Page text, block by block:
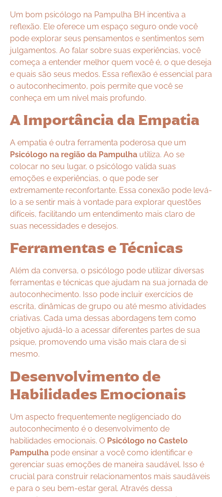
Um bom psicólogo na Pampulha BH incentiva a
reflexão. Ele oferece um espaço seguro onde você
pode explorar seus pensamentos e sentimentos sem
julgamentos. Ao falar sobre suas experiências, você
começa a entender melhor quem você é, o que deseja
e quais são seus medos. Essa reflexão é essencial para
o autoconhecimento, pois permite que você se
conheça em um nível mais profundo.
A Importância da Empatia
A empatia é outra ferramenta poderosa que um
Psicólogo na região da Pampulha utiliza. Ao se
colocar no seu lugar, o psicólogo valida suas
emoções e experiências, o que pode ser
extremamente reconfortante. Essa conexão pode levá-
lo a se sentir mais à vontade para explorar questões
difíceis, facilitando um entendimento mais claro de
suas necessidades e desejos.
Ferramentas e Técnicas
Além da conversa, o psicólogo pode utilizar diversas
ferramentas e técnicas que ajudam na sua jornada de
autoconhecimento. Isso pode incluir exercícios de
escrita, dinâmicas de grupo ou até mesmo atividades
criativas. Cada uma dessas abordagens tem como
objetivo ajudá-lo a acessar diferentes partes de sua
psique, promovendo uma visão mais clara de si
mesmo.
Desenvolvimento de
Habilidades Emocionais
Um aspecto frequentemente negligenciado do
autoconhecimento é o desenvolvimento de
habilidades emocionais. O Psicólogo no Castelo
Pampulha pode ensinar a você como identificar e
gerenciar suas emoções de maneira saudável. Isso é
crucial para construir relacionamentos mais saudáveis
e para o seu bem-estar geral. Através dessa